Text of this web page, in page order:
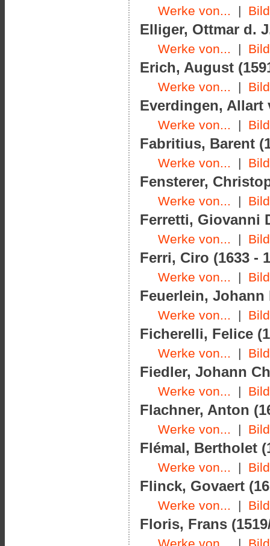
Werke von... |
Elliger, Ottmar d.
Werke von... |
Erich, August
Werke von... |
Everdingen, Allart
Werke von... |
Fabritius, Barent
Werke von... |
Fensterer,
Werke von... |
Ferretti, Giovanni
Werke von... |
Ferri, Ciro (1633 -
Werke von... |
Feuerlein, Johann
Werke von... |
Ficherelli, Felice
Werke von... |
Fiedler, Johann
Werke von... |
Flachner, Anton
Werke von... |
Flémal, Bertholet
Werke von... |
Flinck, Govaert
Werke von... |
Floris, Frans